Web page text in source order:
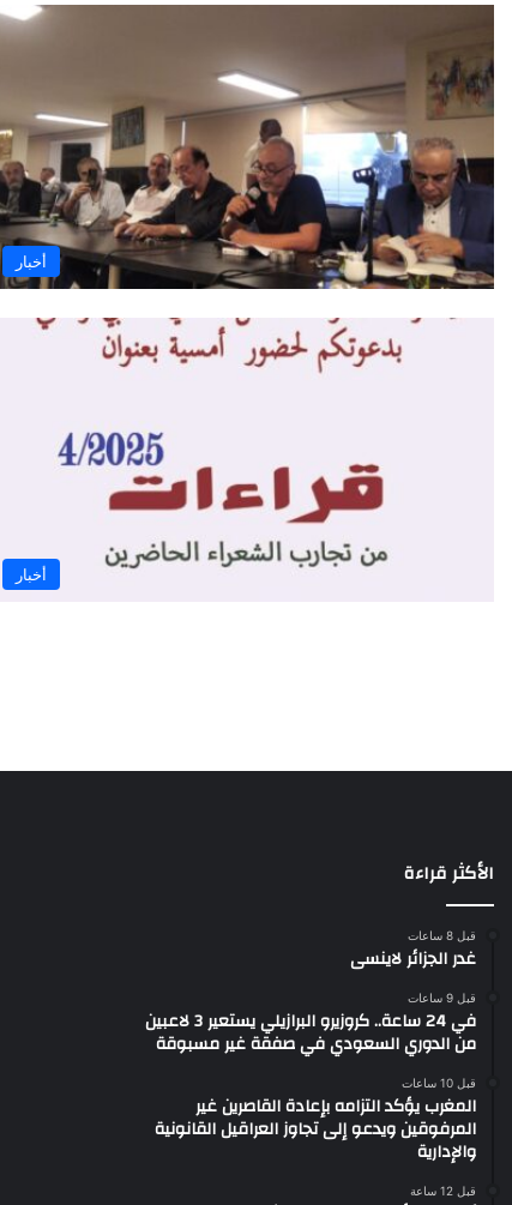
أخبار
أخبار
الأكثر قراءة
قبل 8 ساعات
غدر الجزائر لاينسى
قبل 9 ساعات
في 24 ساعة.. كروزيرو البرازيلي يستعير 3 لاعبين
من الدوري السعودي في صفقة غير مسبوقة
قبل 10 ساعات
المغرب يؤكد التزامه بإعادة القاصرين غير
المرفوقين ويدعو إلى تجاوز العراقيل القانونية
والإدارية
قبل 12 ساعة